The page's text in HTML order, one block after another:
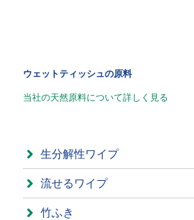
ウェットティッシュの原料
当社の天然原料について詳しく見る
生分解性ワイプ
流せるワイプ
竹ふき